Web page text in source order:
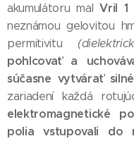
akumulátoru malVril 1
neznámou gelovitou
permitivitu
pohlcovať a
súčasne vytvárať
zariadení každá
elektromagnetické
polia vstupovali do